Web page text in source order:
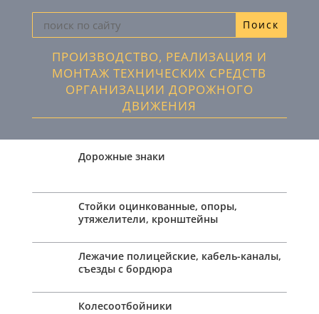
ПРОИЗВОДСТВО, РЕАЛИЗАЦИЯ И
МОНТАЖ ТЕХНИЧЕСКИХ СРЕДСТВ
ОРГАНИЗАЦИИ ДОРОЖНОГО
ДВИЖЕНИЯ
Дорожные знаки
Стойки оцинкованные, опоры,
утяжелители, кронштейны
Лежачие полицейские, кабель-каналы,
съезды с бордюра
Колесоотбойники